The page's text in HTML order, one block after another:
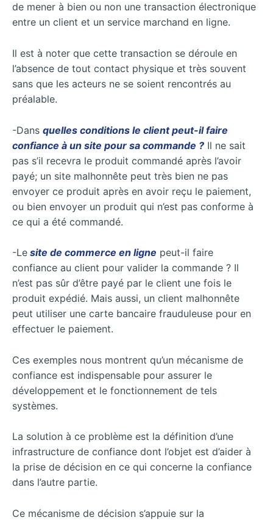
de mener à bien ou non une transaction électronique
entre un client et un service marchand en ligne.
Il est à noter que cette transaction se déroule en
l’absence de tout contact physique et très souvent
sans que les acteurs ne se soient rencontrés au
préalable.
-Dans quelles conditions le client peut-il faire
confiance à un site pour sa commande ? Il ne sait
pas s’il recevra le produit commandé après l’avoir
payé; un site malhonnête peut très bien ne pas
envoyer ce produit après en avoir reçu le paiement,
ou bien envoyer un produit qui n’est pas conforme à
ce qui a été commandé.
-Le site de commerce en ligne peut-il faire
confiance au client pour valider la commande ? Il
n’est pas sûr d’être payé par le client une fois le
produit expédié. Mais aussi, un client malhonnête
peut utiliser une carte bancaire frauduleuse pour en
effectuer le paiement.
Ces exemples nous montrent qu’un mécanisme de
confiance est indispensable pour assurer le
développement et le fonctionnement de tels
systèmes.
La solution à ce problème est la définition d’une
infrastructure de confiance dont l’objet est d’aider à
la prise de décision en ce qui concerne la confiance
dans l’autre partie.
Ce mécanisme de décision s’appuie sur la